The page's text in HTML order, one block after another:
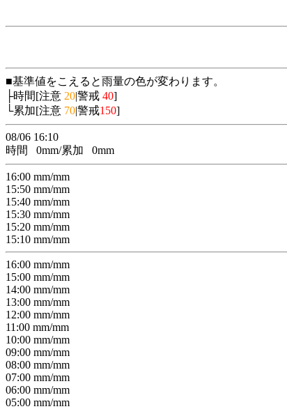
■基準値をこえると雨量の色が変わります。
├時間[注意 20|警戒 40]
└累加[注意 70|警戒150]
08/06 16:10
時間
0mm/累加 0mm
16:00 mm/mm
15:50 mm/mm
15:40 mm/mm
15:30 mm/mm
15:20 mm/mm
15:10 mm/mm
16:00 mm/mm
15:00 mm/mm
14:00 mm/mm
13:00 mm/mm
12:00 mm/mm
11:00 mm/mm
10:00 mm/mm
09:00 mm/mm
08:00 mm/mm
07:00 mm/mm
06:00 mm/mm
05:00 mm/mm